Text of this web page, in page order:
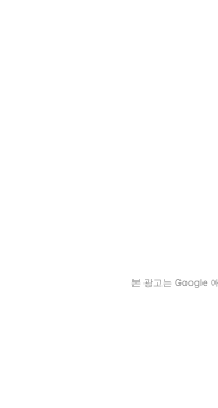
본 광고는 Google